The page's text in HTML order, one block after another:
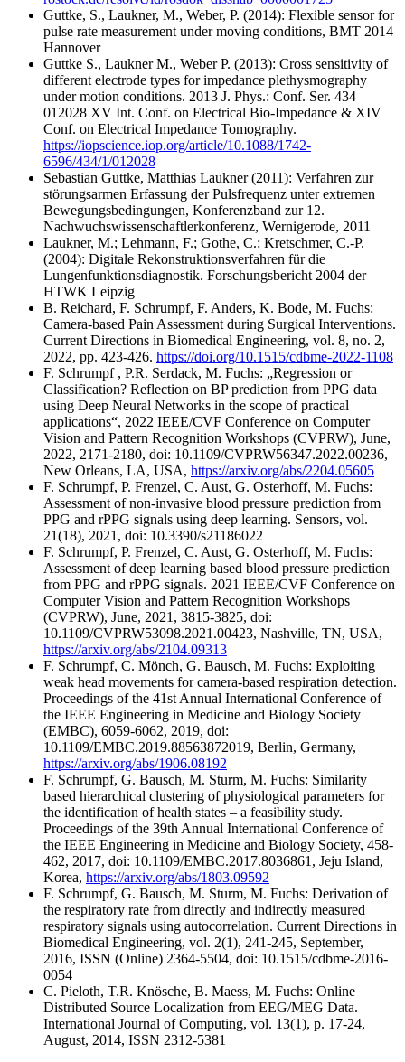
Guttke, S., Laukner, M., Weber, P. (2014): Flexible sensor for
pulse rate measurement under moving conditions, BMT 2014
Hannover
Guttke S., Laukner M., Weber P. (2013): Cross sensitivity of
different electrode types for impedance plethysmography
under motion conditions. 2013 J. Phys.: Conf. Ser. 434
012028 XV Int. Conf. on Electrical Bio-Impedance & XIV
Conf. on Electrical Impedance Tomography.
https://iopscience.iop.org/article/10.1088/1742-
6596/434/1/012028
Sebastian Guttke, Matthias Laukner (2011): Verfahren zur
störungsarmen Erfassung der Pulsfrequenz unter extremen
Bewegungsbedingungen, Konferenzband zur 12.
Nachwuchswissenschaftlerkonferenz, Wernigerode, 2011
Laukner, M.; Lehmann, F.; Gothe, C.; Kretschmer, C.-P.
(2004): Digitale Rekonstruktionsverfahren für die
Lungenfunktionsdiagnostik. Forschungsbericht 2004 der
HTWK Leipzig
B. Reichard, F. Schrumpf, F. Anders, K. Bode, M. Fuchs:
Camera-based Pain Assessment during Surgical Interventions.
Current Directions in Biomedical Engineering, vol. 8, no. 2,
2022, pp. 423-426. https://doi.org/10.1515/cdbme-2022-1108
F. Schrumpf , P.R. Serdack, M. Fuchs: „Regression or
Classification? Reflection on BP prediction from PPG data
using Deep Neural Networks in the scope of practical
applications“, 2022 IEEE/CVF Conference on Computer
Vision and Pattern Recognition Workshops (CVPRW), June,
2022, 2171-2180, doi: 10.1109/CVPRW56347.2022.00236,
New Orleans, LA, USA, https://arxiv.org/abs/2204.05605
F. Schrumpf, P. Frenzel, C. Aust, G. Osterhoff, M. Fuchs:
Assessment of non-invasive blood pressure prediction from
PPG and rPPG signals using deep learning. Sensors, vol.
21(18), 2021, doi: 10.3390/s21186022
F. Schrumpf, P. Frenzel, C. Aust, G. Osterhoff, M. Fuchs:
Assessment of deep learning based blood pressure prediction
from PPG and rPPG signals. 2021 IEEE/CVF Conference on
Computer Vision and Pattern Recognition Workshops
(CVPRW), June, 2021, 3815-3825, doi:
10.1109/CVPRW53098.2021.00423, Nashville, TN, USA,
https://arxiv.org/abs/2104.09313
F. Schrumpf, C. Mönch, G. Bausch, M. Fuchs: Exploiting
weak head movements for camera-based respiration detection.
Proceedings of the 41st Annual International Conference of
the IEEE Engineering in Medicine and Biology Society
(EMBC), 6059-6062, 2019, doi:
10.1109/EMBC.2019.88563872019, Berlin, Germany,
https://arxiv.org/abs/1906.08192
F. Schrumpf, G. Bausch, M. Sturm, M. Fuchs: Similarity
based hierarchical clustering of physiological parameters for
the identification of health states – a feasibility study.
Proceedings of the 39th Annual International Conference of
the IEEE Engineering in Medicine and Biology Society, 458-
462, 2017, doi: 10.1109/EMBC.2017.8036861, Jeju Island,
Korea, https://arxiv.org/abs/1803.09592
F. Schrumpf, G. Bausch, M. Sturm, M. Fuchs: Derivation of
the respiratory rate from directly and indirectly measured
respiratory signals using autocorrelation. Current Directions in
Biomedical Engineering, vol. 2(1), 241-245, September,
2016, ISSN (Online) 2364-5504, doi: 10.1515/cdbme-2016-
0054
C. Pieloth, T.R. Knösche, B. Maess, M. Fuchs: Online
Distributed Source Localization from EEG/MEG Data.
International Journal of Computing, vol. 13(1), p. 17-24,
August, 2014, ISSN 2312-5381